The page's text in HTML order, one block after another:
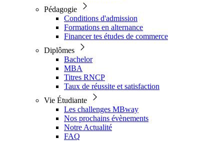
Pédagogie
Conditions d'admission
Formations en alternance
Financer tes études de commerce
Diplômes
Bachelor
MBA
Titres RNCP
Taux de réussite et satisfaction
Vie Étudiante
Les challenges MBway
Nos prochains évènements
Notre Actualité
FAQ